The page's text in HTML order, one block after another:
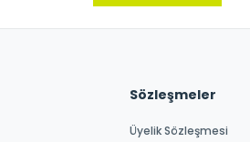
Sözleşmeler
Üyelik Sözleşmesi